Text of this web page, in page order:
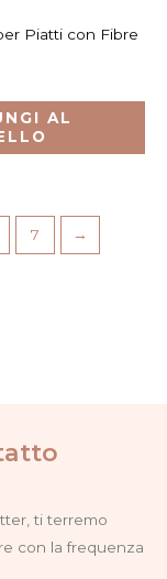
Piatti con Fibre
AL
7 →
ti terremo
con la frequenza